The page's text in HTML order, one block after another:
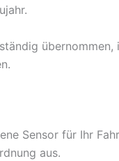
Sensor für Ihr
aus.